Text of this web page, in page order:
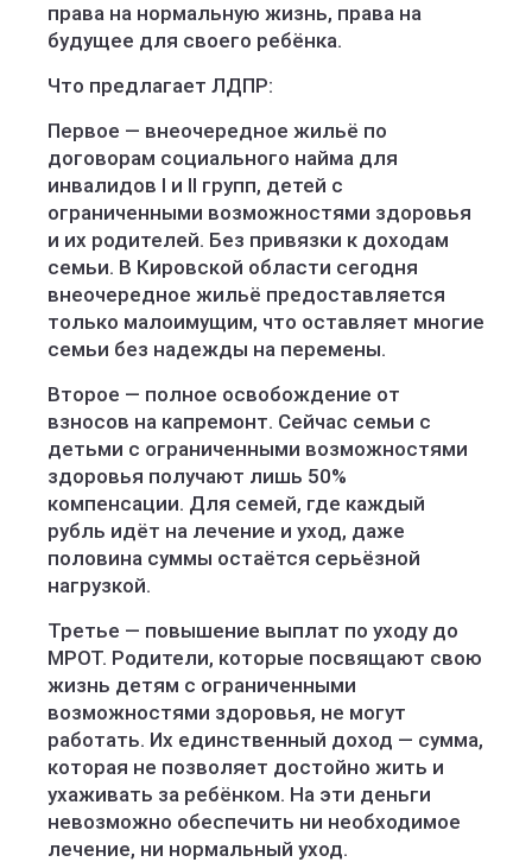
права на нормальную жизнь, права на
будущее для своего ребёнка.
Что предлагает ЛДПР:
Первое — внеочередное жильё по
договорам социального найма для
инвалидов I и II групп, детей с
ограниченными возможностями здоровья
и их родителей. Без привязки к доходам
семьи. В Кировской области сегодня
внеочередное жильё предоставляется
только малоимущим, что оставляет многие
семьи без надежды на перемены.
Второе — полное освобождение от
взносов на капремонт. Сейчас семьи с
детьми с ограниченными возможностями
здоровья получают лишь 50%
компенсации. Для семей, где каждый
рубль идёт на лечение и уход, даже
половина суммы остаётся серьёзной
нагрузкой.
Третье — повышение выплат по уходу до
МРОТ. Родители, которые посвящают свою
жизнь детям с ограниченными
возможностями здоровья, не могут
работать. Их единственный доход — сумма,
которая не позволяет достойно жить и
ухаживать за ребёнком. На эти деньги
невозможно обеспечить ни необходимое
лечение, ни нормальный уход.